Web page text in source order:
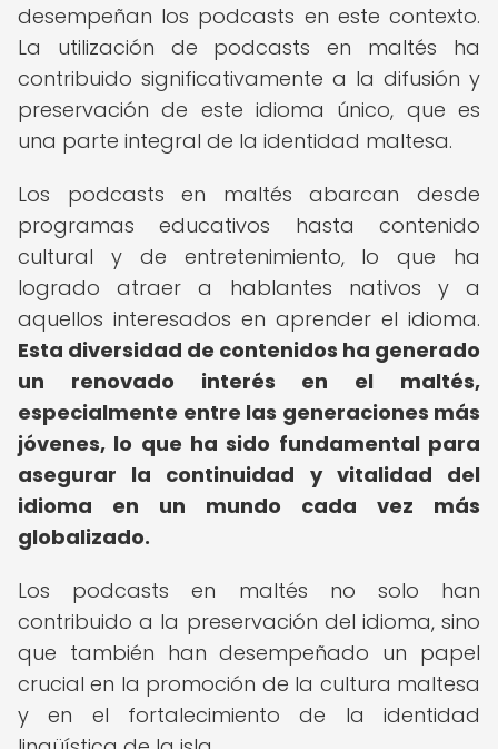
desempeñan los podcasts en este contexto.
La utilización de podcasts en maltés ha
contribuido significativamente a la difusión y
preservación de este idioma único, que es
una parte integral de la identidad maltesa.
Los podcasts en maltés abarcan desde
programas educativos hasta contenido
cultural y de entretenimiento, lo que ha
logrado atraer a hablantes nativos y a
aquellos interesados en aprender el idioma.
Esta diversidad de contenidos ha generado
un renovado interés en el maltés,
especialmente entre las generaciones más
jóvenes, lo que ha sido fundamental para
asegurar la continuidad y vitalidad del
idioma en un mundo cada vez más
globalizado.
Los podcasts en maltés no solo han
contribuido a la preservación del idioma, sino
que también han desempeñado un papel
crucial en la promoción de la cultura maltesa
y en el fortalecimiento de la identidad